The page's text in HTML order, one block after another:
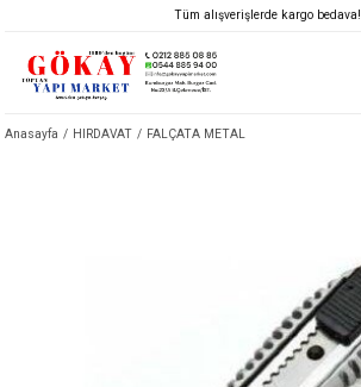
Tüm alışverişlerde kargo bedava!
Anasayfa HIRDAVAT FALÇATA METAL